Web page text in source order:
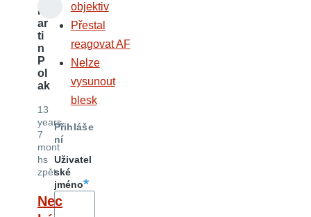
M
ar
ti
n
P
ol
ak
13
years
7
mont
hs
zpět
Nec
objektiv
Přestal
reagovat AF
Nelze
vysunout
blesk
Přihláše
ní
Uživatel
ské
jméno